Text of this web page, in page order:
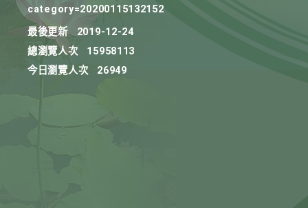
category=20200115132152
最後更新
2019-12-24
總瀏覽人次
15958113
今日瀏覽人次
26949